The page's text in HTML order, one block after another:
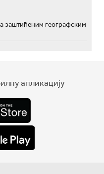
заштићеним географским
апликацију